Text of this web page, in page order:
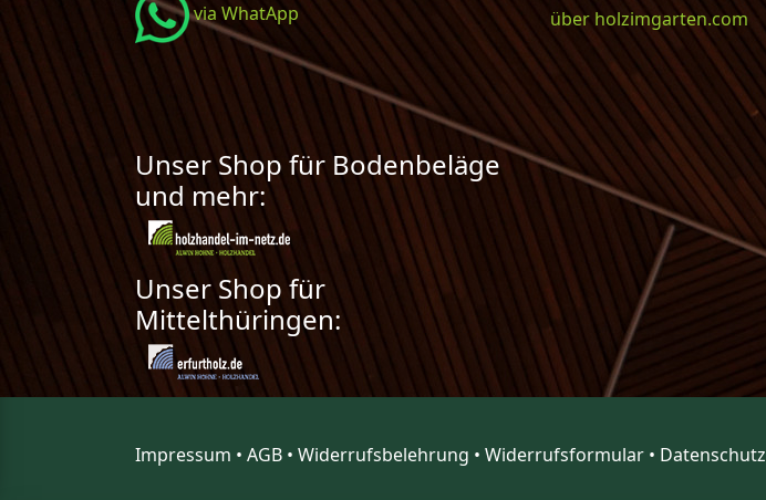
via WhatApp
Unser Shop für Bodenbeläge
und mehr:
Unser Shop für
Mittelthüringen:
über holzimgarten.com
Impressum • AGB • Widerrufsbelehrung • Widerrufsformular • Datenschutz